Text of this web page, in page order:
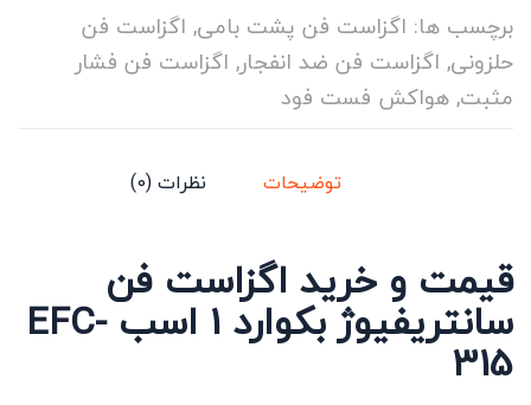
برچسب ها: اگزاست فن پشت بامی, اگزاست فن
حلزونی, اگزاست فن ضد انفجار, اگزاست فن فشار
مثبت,هواکش فست فود
توضیحات نظرات (0)
قیمت و خرید اگزاست فن
سانتریفیوژ بکوارد 1 اسب EFC-
315